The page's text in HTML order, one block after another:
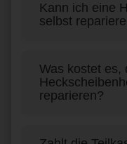
Kann ich eine
selbst
Was kostet es,
reparieren?